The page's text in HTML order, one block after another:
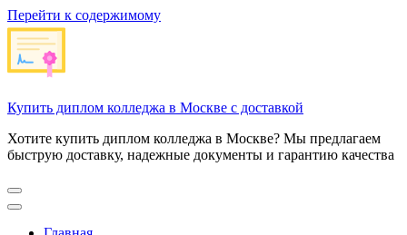
Перейти к содержимому
Купить диплом колледжа в Москве с доставкой
Хотите купить диплом колледжа в Москве? Мы предлагаем
быструю доставку, надежные документы и гарантию качества